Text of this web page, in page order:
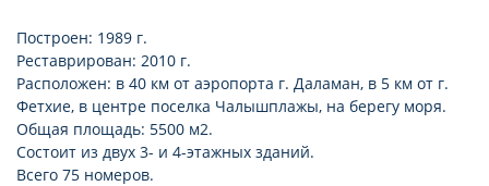
Построен: 1989 г.
Реставрирован: 2010 г.
Расположен: в 40 км от аэропорта г. Даламан, в 5 км от г.
Фетхие, в центре поселка Чалышплажы, на берегу моря.
Общая площадь: 5500 м2.
Состоит из двух 3- и 4-этажных зданий.
Всего 75 номеров.